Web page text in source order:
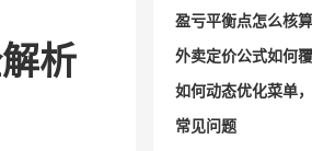
析
常见问题